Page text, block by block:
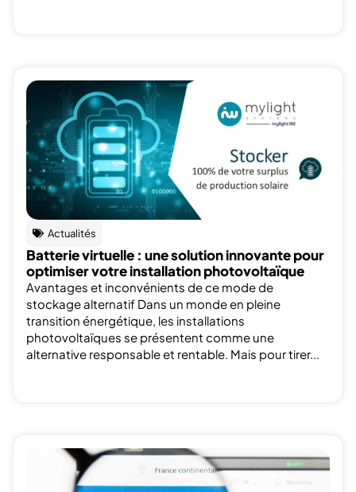
Actualités
Batterie virtuelle : une solution innovante pour
optimiser votre installation photovoltaïque
Avantages et inconvénients de ce mode de
stockage alternatif Dans un monde en pleine
transition énergétique, les installations
photovoltaïques se présentent comme une
alternative responsable et rentable. Mais pour tirer...